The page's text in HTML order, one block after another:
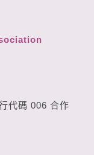
代碼 006 合作